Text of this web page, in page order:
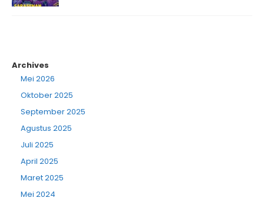
Archives
Mei 2026
Oktober 2025
September 2025
Agustus 2025
Juli 2025
April 2025
Maret 2025
Mei 2024